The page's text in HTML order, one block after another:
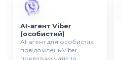
AI-агент Viber
(особистий)
AI-агент для особистих
повідомлень Viber,
приватних чатів та